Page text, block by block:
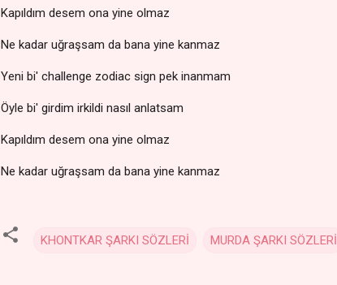
Kapıldım desem ona yine olmaz
Ne kadar uğraşsam da bana yine kanmaz
Yeni bi' challenge zodiac sign pek inanmam
Öyle bi' girdim irkildi nasıl anlatsam
Kapıldım desem ona yine olmaz
Ne kadar uğraşsam da bana yine kanmaz
KHONTKAR ŞARKI SÖZLERİ MURDA ŞARKI SÖZLERİ